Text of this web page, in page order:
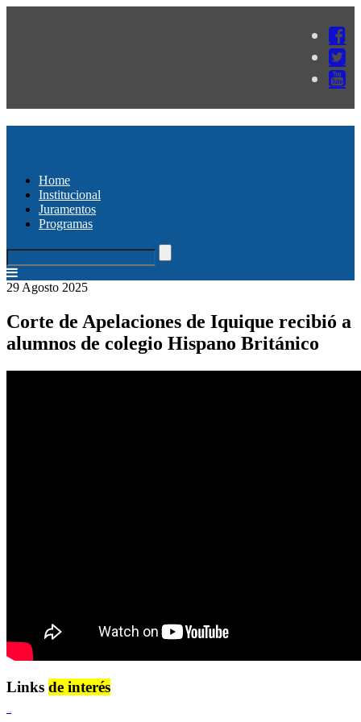
Home
Institucional
Juramentos
Programas
29 Agosto 2025
Corte de Apelaciones de Iquique recibió a
alumnos de colegio Hispano Británico
Links de interés